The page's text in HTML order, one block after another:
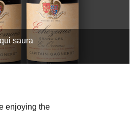
saura
enjoying the